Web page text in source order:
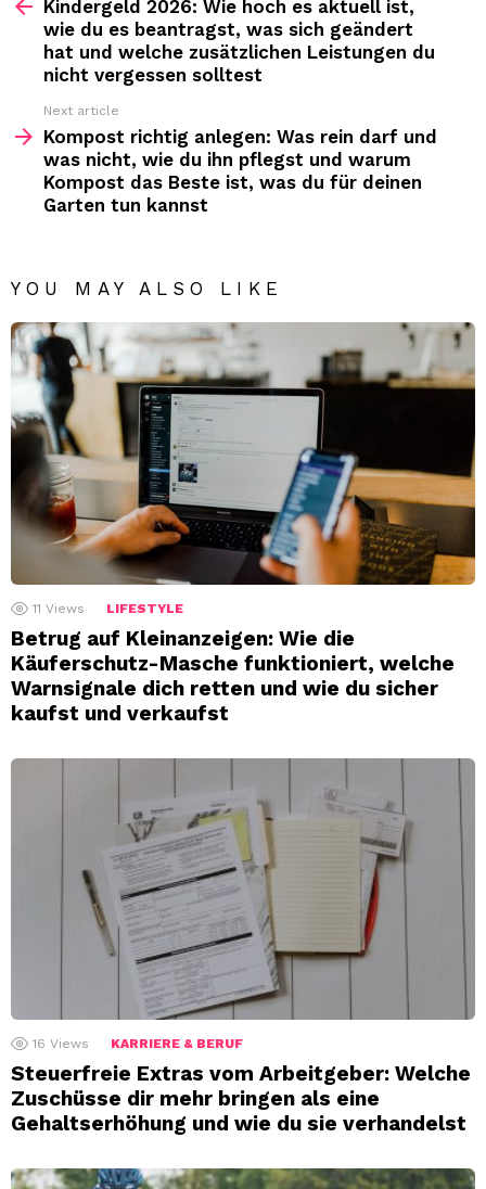
moreKindergeld 2026: Wie hoch es aktuell ist,
wie du es beantragst, was sich geändert
hat und welche zusätzlichen Leistungen du
nicht vergessen solltest
Next article
Kompost richtig anlegen: Was rein darf und
was nicht, wie du ihn pflegst und warum
Kompost das Beste ist, was du für deinen
Garten tun kannst
YOU MAY ALSO LIKE
11 Views LIFESTYLE
Betrug auf Kleinanzeigen: Wie die
Käuferschutz-Masche funktioniert, welche
Warnsignale dich retten und wie du sicher
kaufst und verkaufst
16 Views KARRIERE & BERUF
Steuerfreie Extras vom Arbeitgeber: Welche
Zuschüsse dir mehr bringen als eine
Gehaltserhöhung und wie du sie verhandelst